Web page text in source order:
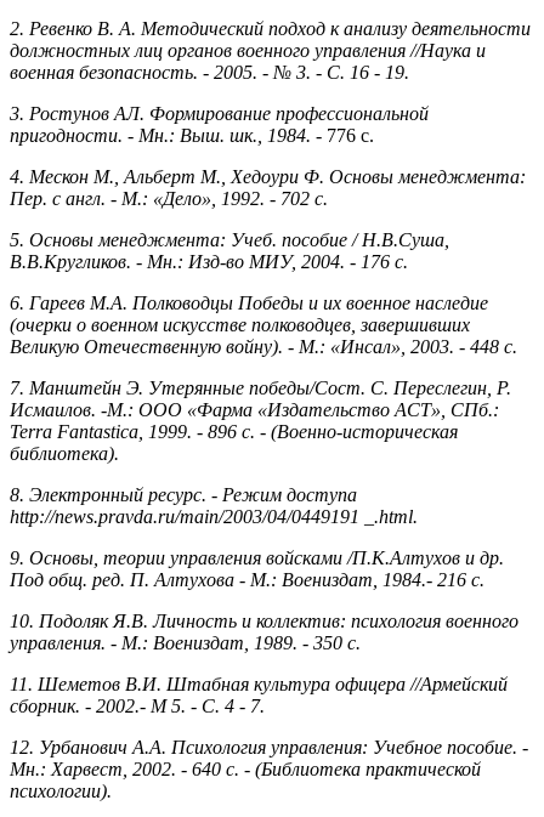
2. Ревенко В. А. Методический подход к анализу деятельности
должностных лиц органов военного управления //Наука и
военная безопасность. - 2005. - № 3. - С. 16 - 19.
3. Ростунов АЛ. Формирование профессиональной
пригодности. - Мн.: Выш. шк., 1984. - 776 с.
4. Мескон М., Альберт М., Хедоури Ф. Основы менеджмента:
Пер. с англ. - М.: «Дело», 1992. - 702 с.
5. Основы менеджмента: Учеб. пособие / Н.В.Суша,
В.В.Кругликов. - Мн.: Изд-во МИУ, 2004. - 176 с.
6. Гареев М.А. Полководцы Победы и их военное наследие
(очерки о военном искусстве полководцев, завершивших
Великую Отечественную войну). - М.: «Инсал», 2003. - 448 с.
7. Манштейн Э. Утерянные победы/Сост. С. Переслегин, Р.
Исмаилов. -М.: ООО «Фарма «Издательство ACT», СПб.:
Terra Fantastica, 1999. - 896 с. - (Военно-историческая
библиотека).
8. Электронный ресурс. - Режим доступа
http://news.pravda.ru/main/2003/04/0449191 _.html.
9. Основы, теории управления войсками /П.К.Алтухов и др.
Под общ. ред. П. Алтухова - М.: Воениздат, 1984.- 216 с.
10. Подоляк Я.В. Личность и коллектив: психология военного
управления. - М.: Воениздат, 1989. - 350 с.
11. Шеметов В.И. Штабная культура офицера //Армейский
сборник. - 2002.- М 5. - С. 4 - 7.
12. Урбанович А.А. Психология управления: Учебное пособие. -
Мн.: Харвест, 2002. - 640 с. - (Библиотека практической
психологии).